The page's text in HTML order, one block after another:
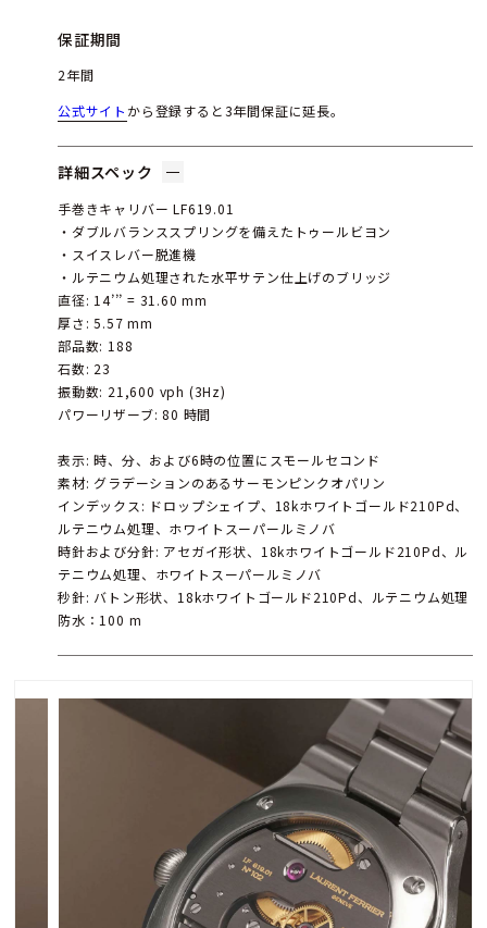
保証期間
2年間
公式サイト から登録すると3年間保証に延長。
詳細スペック
手巻きキャリバー LF619.01
・ダブルバランススプリングを備えたトゥールビヨン
・スイスレバー脱進機
・ルテニウム処理された水平サテン仕上げのブリッジ
直径: 14’’’ = 31.60 mm
厚さ: 5.57 mm
部品数: 188
石数: 23
振動数: 21,600 vph (3Hz)
パワーリザーブ: 80 時間
表示: 時、分、および6時の位置にスモールセコンド
素材: グラデーションのあるサーモンピンクオパリン
インデックス: ドロップシェイプ、18kホワイトゴールド210Pd、
ルテニウム処理、ホワイトスーパールミノバ
時針および分針: アセガイ形状、18kホワイトゴールド210Pd、ル
テニウム処理、ホワイトスーパールミノバ
秒針: バトン形状、18kホワイトゴールド210Pd、ルテニウム処理
防水：100 m